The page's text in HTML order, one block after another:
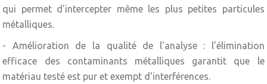
qui permet d'intercepter même les plus petites particules
métalliques.
- Amélioration de la qualité de l'analyse : l'élimination
efficace des contaminants métalliques garantit que le
matériau testé est pur et exempt d'interférences.